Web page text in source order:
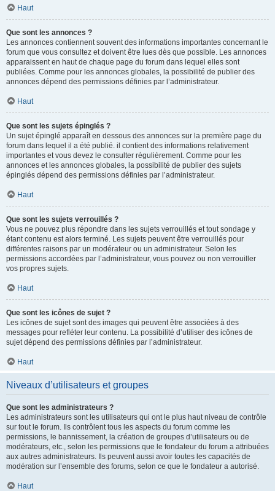
Haut
Que sont les annonces ?
Les annonces contiennent souvent des informations importantes concernant le
forum que vous consultez et doivent être lues dès que possible. Les annonces
apparaissent en haut de chaque page du forum dans lequel elles sont
publiées. Comme pour les annonces globales, la possibilité de publier des
annonces dépend des permissions définies par l’administrateur.
Haut
Que sont les sujets épinglés ?
Un sujet épinglé apparaît en dessous des annonces sur la première page du
forum dans lequel il a été publié. il contient des informations relativement
importantes et vous devez le consulter régulièrement. Comme pour les
annonces et les annonces globales, la possibilité de publier des sujets
épinglés dépend des permissions définies par l’administrateur.
Haut
Que sont les sujets verrouillés ?
Vous ne pouvez plus répondre dans les sujets verrouillés et tout sondage y
étant contenu est alors terminé. Les sujets peuvent être verrouillés pour
différentes raisons par un modérateur ou un administrateur. Selon les
permissions accordées par l’administrateur, vous pouvez ou non verrouiller
vos propres sujets.
Haut
Que sont les icônes de sujet ?
Les icônes de sujet sont des images qui peuvent être associées à des
messages pour refléter leur contenu. La possibilité d’utiliser des icônes de
sujet dépend des permissions définies par l’administrateur.
Haut
Niveaux d’utilisateurs et groupes
Que sont les administrateurs ?
Les administrateurs sont les utilisateurs qui ont le plus haut niveau de contrôle
sur tout le forum. Ils contrôlent tous les aspects du forum comme les
permissions, le bannissement, la création de groupes d’utilisateurs ou de
modérateurs, etc., selon les permissions que le fondateur du forum a attribuées
aux autres administrateurs. Ils peuvent aussi avoir toutes les capacités de
modération sur l’ensemble des forums, selon ce que le fondateur a autorisé.
Haut